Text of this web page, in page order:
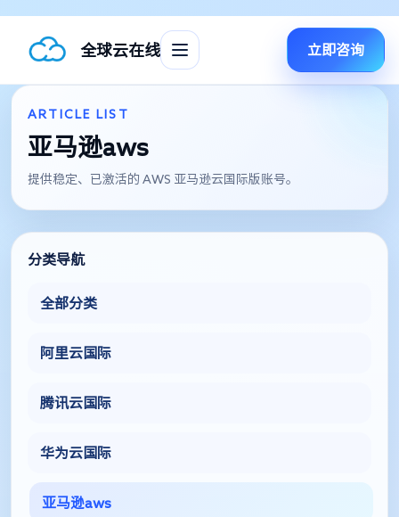
全球云在线 立即咨询
ARTICLE LIST
亚马逊aws
提供稳定、已激活的 AWS 亚马逊云国际版账号。
分类导航
全部分类
阿里云国际
腾讯云国际
华为云国际
亚马逊aws